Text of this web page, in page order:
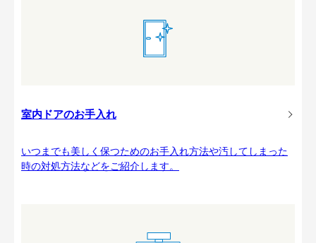
室内ドアのお手入れ
いつまでも美しく保つためのお手入れ方法や汚してしまった
時の対処方法などをご紹介します。